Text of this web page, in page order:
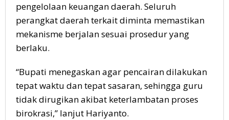
pengelolaan keuangan daerah. Seluruh
perangkat daerah terkait diminta memastikan
mekanisme berjalan sesuai prosedur yang
berlaku.
“Bupati menegaskan agar pencairan dilakukan
tepat waktu dan tepat sasaran, sehingga guru
tidak dirugikan akibat keterlambatan proses
birokrasi,” lanjut Hariyanto.